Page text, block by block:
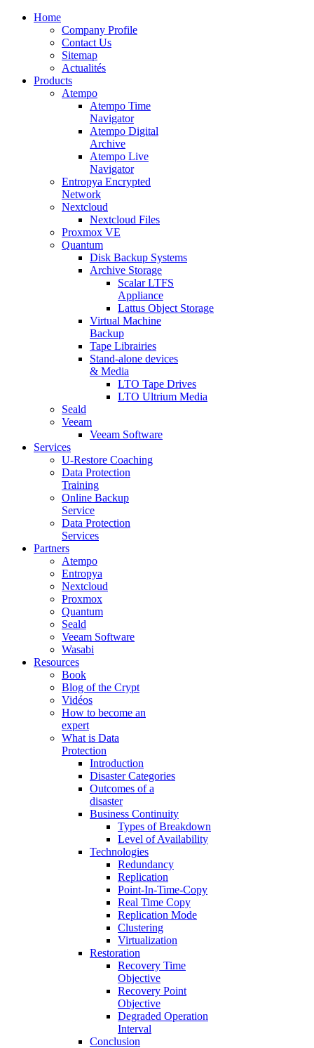
Home
Company Profile
Contact Us
Sitemap
Actualités
Products
Atempo
Atempo Time
Navigator
Atempo Digital
Archive
Atempo Live
Navigator
Entropya Encrypted
Network
Nextcloud
Nextcloud Files
Proxmox VE
Quantum
Disk Backup Systems
Archive Storage
Scalar LTFS
Appliance
Lattus Object Storage
Virtual Machine
Backup
Tape Librairies
Stand-alone devices
& Media
LTO Tape Drives
LTO Ultrium Media
Seald
Veeam
Veeam Software
Services
U-Restore Coaching
Data Protection
Training
Online Backup
Service
Data Protection
Services
Partners
Atempo
Entropya
Nextcloud
Proxmox
Quantum
Seald
Veeam Software
Wasabi
Resources
Book
Blog of the Crypt
Vidéos
How to become an
expert
What is Data
Protection
Introduction
Disaster Categories
Outcomes of a
disaster
Business Continuity
Types of Breakdown
Level of Availability
Technologies
Redundancy
Replication
Point-In-Time-Copy
Real Time Copy
Replication Mode
Clustering
Virtualization
Restoration
Recovery Time
Objective
Recovery Point
Objective
Degraded Operation
Interval
Conclusion